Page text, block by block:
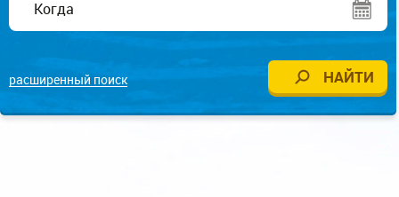
расширенный поиск